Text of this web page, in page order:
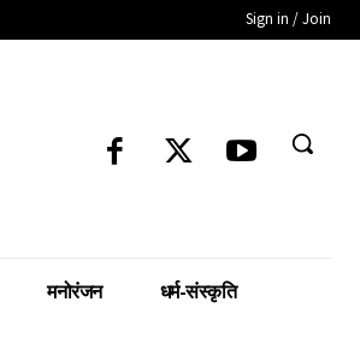
Sign in / Join
मनोरंजन धर्म-संस्कृति